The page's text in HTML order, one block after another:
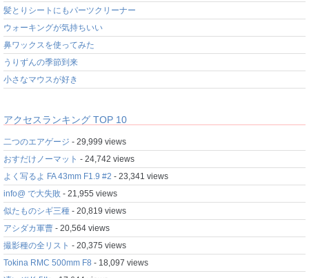
髪とりシートにもパーツクリーナー
ウォーキングが気持ちいい
鼻ワックスを使ってみた
うりずんの季節到来
小さなマウスが好き
アクセスランキング TOP 10
二つのエアゲージ - 29,999 views
おすだけノーマット - 24,742 views
よく写るよ FA 43mm F1.9 #2 - 23,341 views
info@ で大失敗 - 21,955 views
似たものシギ三種 - 20,819 views
アシダカ軍曹 - 20,564 views
撮影種の全リスト - 20,375 views
Tokina RMC 500mm F8 - 18,097 views